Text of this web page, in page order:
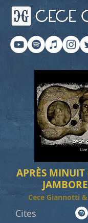
APRÈS MINUIT
Cece Giannotti
Cites